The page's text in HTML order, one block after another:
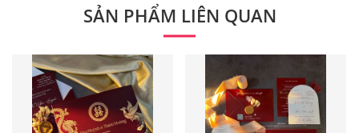
Quý khách vui lòng liên hệ để có thông tin chính xác.
SẢN PHẨM LIÊN QUAN